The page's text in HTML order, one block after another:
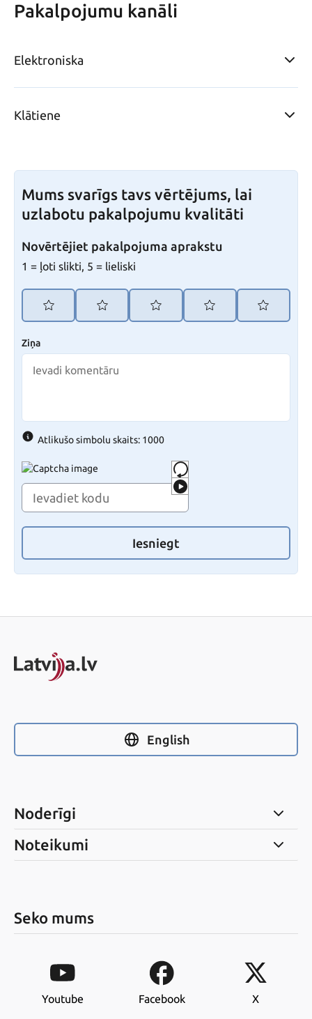
Pakalpojumu kanāli
Elektroniska
Klātiene
Mums svarīgs tavs vērtējums, lai
uzlabotu pakalpojumu kvalitāti
Novērtējiet pakalpojuma aprakstu
1 = ļoti slikti, 5 = lieliski
Ziņa
Atlikušo simbolu skaits: 1000
Iesniegt
English
Noderīgi
Noteikumi
Seko mums
Youtube Facebook X